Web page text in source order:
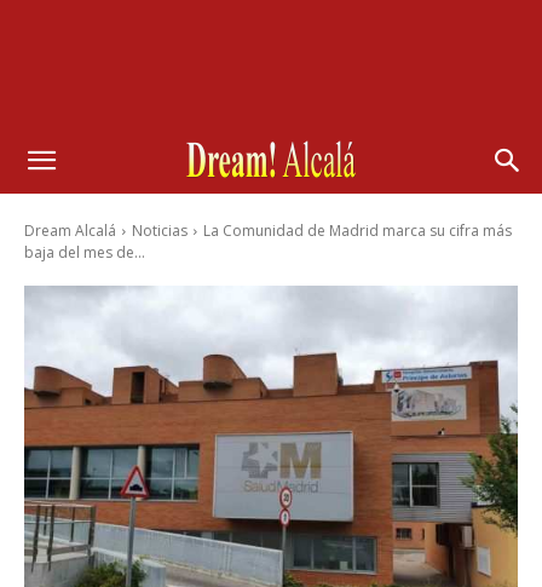
Dream Alcalá Noticias
La Comunidad de Madrid marca su cifra más
baja del mes de...